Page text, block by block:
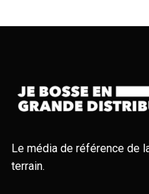
Le média de référence de
terrain.